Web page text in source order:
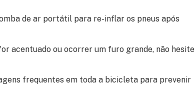
de ar portátil para re-inflar os pneus após
acentuado ou ocorrer um furo grande, não hesite
frequentes em toda a bicicleta para prevenir